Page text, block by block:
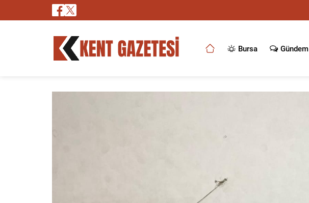
Bursa Gündem